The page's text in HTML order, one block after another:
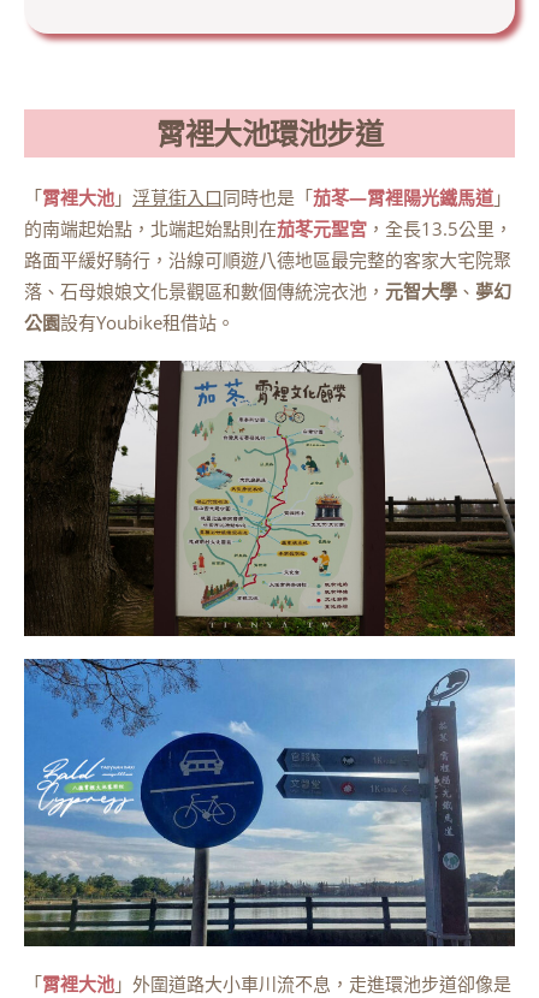
霄裡大池環池步道
「霄裡大池 」 浮莧街入口同時也是「茄苳—霄裡陽光鐵馬道 」
的南端起始點，北端起始點則在茄苳元聖宮 ，全長13.5公里，
路面平緩好騎行，沿線可順遊八德地區最完整的客家大宅院聚
落、石母娘娘文化景觀區和數個傳統浣衣池， 元智大學 、 夢幻
公園設有Youbike租借站。
「霄裡大池 」外圍道路大小車川流不息，走進環池步道卻像是